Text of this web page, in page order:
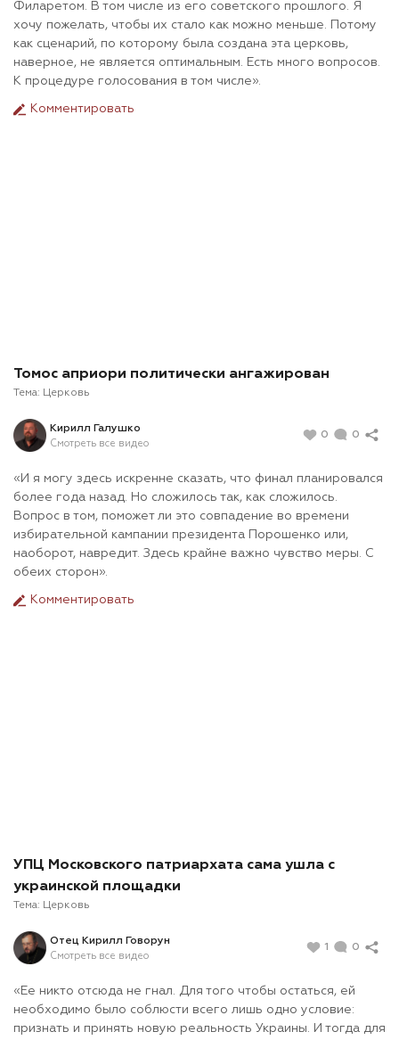
Филаретом. В том числе из его советского прошлого. Я
хочу пожелать, чтобы их стало как можно меньше. Потому
как сценарий, по которому была создана эта церковь,
наверное, не является оптимальным. Есть много вопросов.
К процедуре голосования в том числе».
Комментировать
Томос априори политически ангажирован
Тема: Церковь
Кирилл Галушко
Смотреть все видео
0 0
«И я могу здесь искренне сказать, что финал планировался
более года назад. Но сложилось так, как сложилось.
Вопрос в том, поможет ли это совпадение во времени
избирательной кампании президента Порошенко или,
наоборот, навредит. Здесь крайне важно чувство меры. С
обеих сторон».
Комментировать
УПЦ Московского патриархата сама ушла с
украинской площадки
Тема: Церковь
Отец Кирилл Говорун
Смотреть все видео
1 0
«Ее никто отсюда не гнал. Для того чтобы остаться, ей
необходимо было соблюсти всего лишь одно условие:
признать и принять новую реальность Украины. И тогда для